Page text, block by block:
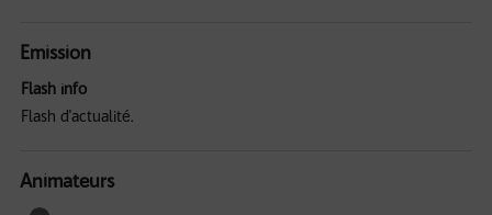
Emission
Flash info
Flash d'actualité.
Animateurs